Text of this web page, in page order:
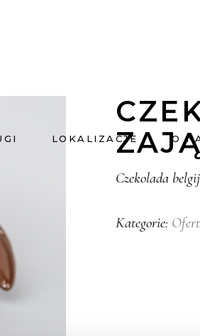
LOKALIZACJE O
Czekolada
Kategorie: